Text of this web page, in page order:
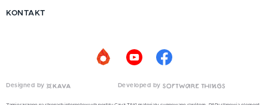
KONTAKT
Designed by Developed by